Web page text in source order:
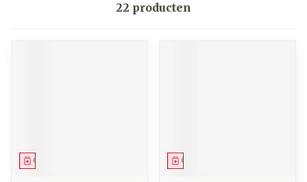
22 producten
Geneesmiddel Geneesmiddel